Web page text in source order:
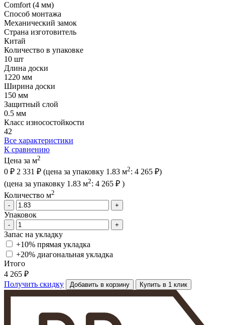
Comfort (4 мм)
Способ монтажа
Механический замок
Страна изготовитель
Китай
Количество в упаковке
10 шт
Длина доски
1220 мм
Ширина доски
150 мм
Защитный слой
0.5 мм
Класс износостойкости
42
Все характеристики
К сравнению
Цена за м2
0 ₽ 2 331 ₽ (цена за упаковку 1.83 м2: 4 265 ₽)
(цена за упаковку 1.83 м2: 4 265 ₽ )
Количество м2
-
+
Упаковок
- +
Запас на укладку
+10% прямая укладка
+20% диагональная укладка
Итого
4 265 ₽
Получить скидку
Добавить в корзину Купить в 1 клик